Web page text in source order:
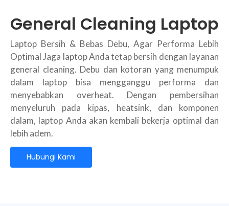
General Cleaning Laptop
Laptop Bersih & Bebas Debu, Agar Performa Lebih
Optimal Jaga laptop Anda tetap bersih dengan layanan
general cleaning. Debu dan kotoran yang menumpuk
dalam laptop bisa mengganggu performa dan
menyebabkan overheat. Dengan pembersihan
menyeluruh pada kipas, heatsink, dan komponen
dalam, laptop Anda akan kembali bekerja optimal dan
lebih adem.
Hubungi Kami